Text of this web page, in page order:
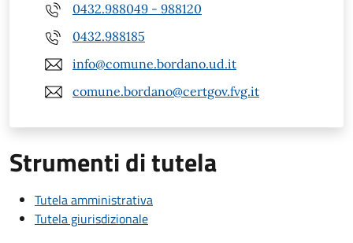
0432.988049 - 988120
0432.988185
info@comune.bordano.ud.it
comune.bordano@certgov.fvg.it
Strumenti di tutela
Tutela amministrativa
Tutela giurisdizionale